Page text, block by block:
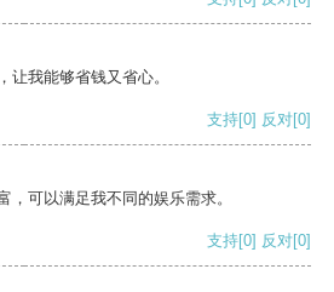
让我能够省钱又省心。
支持[0] 反对[0]
，可以满足我不同的娱乐需求。
支持[0] 反对[0]